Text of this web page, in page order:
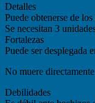
Detalles
Puede obtenerse de
Se necesitan 3
Fortalezas
Puede ser desplegada
No muere
Debilidades